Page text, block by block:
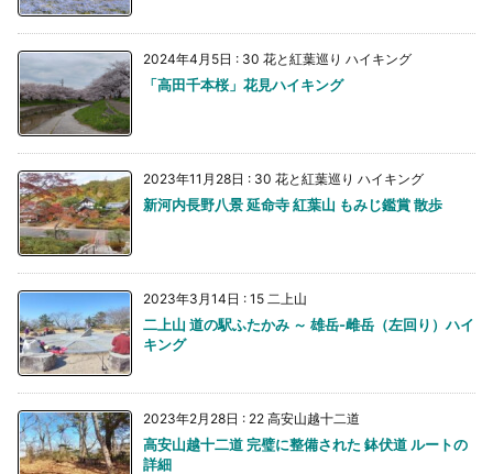
2024年4月5日 : 30 花と紅葉巡り ハイキング
「高田千本桜」花見ハイキング
2023年11月28日 : 30 花と紅葉巡り ハイキング
新河内長野八景 延命寺 紅葉山 もみじ鑑賞 散歩
2023年3月14日 : 15 二上山
二上山 道の駅ふたかみ ～ 雄岳-雌岳（左回り）ハイ
キング
2023年2月28日 : 22 高安山越十二道
高安山越十二道 完璧に整備された 鉢伏道 ルートの
詳細